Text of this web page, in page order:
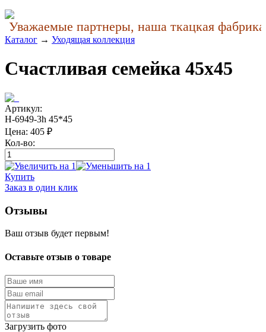
Уважаемые партнеры, наша ткацкая
Каталог → Уходящая коллекция
Счастливая семейка 45x45
Артикул:
Н-6949-3h 45*45
Цена: 405 ₽
Кол-во:
Купить
Заказ в один клик
Отзывы
Ваш отзыв будет первым!
Оставьте отзыв о товаре
Загрузить фото